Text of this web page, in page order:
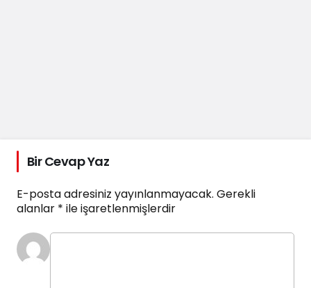
Bir Cevap Yaz
E-posta adresiniz yayınlanmayacak. Gerekli
alanlar * ile işaretlenmişlerdir